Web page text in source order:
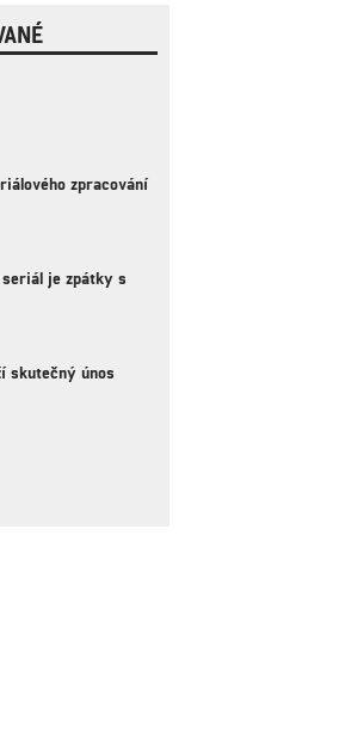
zpracování
je zpátky s
skutečný únos